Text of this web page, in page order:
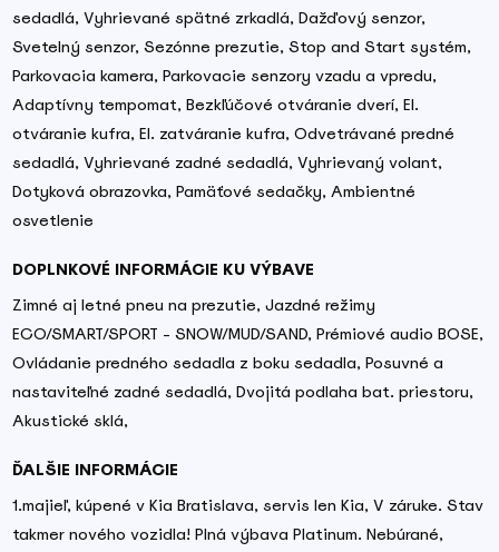
sedadlá, Vyhrievané spätné zrkadlá, Dažďový senzor,
Svetelný senzor, Sezónne prezutie, Stop and Start systém,
Parkovacia kamera, Parkovacie senzory vzadu a vpredu,
Adaptívny tempomat, Bezkľúčové otváranie dverí, El.
otváranie kufra, El. zatváranie kufra, Odvetrávané predné
sedadlá, Vyhrievané zadné sedadlá, Vyhrievaný volant,
Dotyková obrazovka, Pamäťové sedačky, Ambientné
osvetlenie
DOPLNKOVÉ INFORMÁCIE KU VÝBAVE
Zimné aj letné pneu na prezutie, Jazdné režimy
ECO/SMART/SPORT - SNOW/MUD/SAND, Prémiové audio BOSE,
Ovládanie predného sedadla z boku sedadla, Posuvné a
nastaviteľné zadné sedadlá, Dvojitá podlaha bat. priestoru,
Akustické sklá,
ĎALŠIE INFORMÁCIE
1.majieľ, kúpené v Kia Bratislava, servis len Kia, V záruke. Stav
takmer nového vozidla! Plná výbava Platinum. Nebúrané,